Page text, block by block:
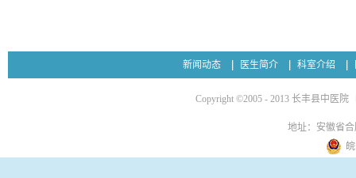
新闻动态 医生简介 科室介绍
Copyright ©2005 - 2013 长丰县中医院
地址：安徽省